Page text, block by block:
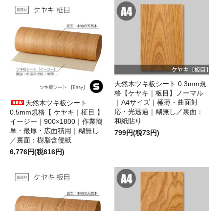
天然木ツキ板シート
0.5mm規格【 ケヤキ｜柾目 】
イージー｜900×1800｜作業簡
単・最厚・広面積用｜糊無し
／裏面：樹脂含侵紙
6,776円(税616円)
天然木ツキ板シート 0.3mm規
格【ケヤキ｜板目】ノーマル
｜A4サイズ｜極薄・曲面対
応・光透過｜糊無し／裏面：
和紙貼り
799円(税73円)